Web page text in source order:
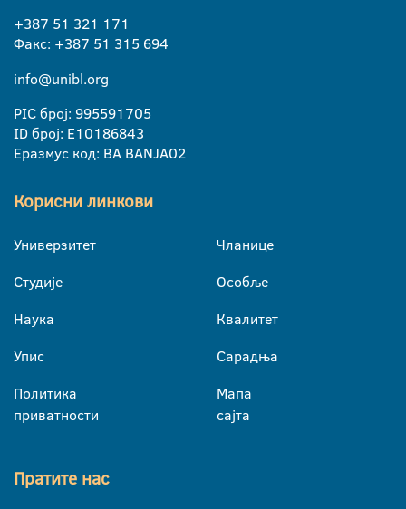
+387 51 321 171
Факс: +387 51 315 694
info@unibl.org
PIC број: 995591705
ID број: E10186843
Еразмус код: BA BANJA02
Корисни линкови
Универзитет
Студије
Наука
Упис
Политика
приватности
Чланице
Особље
Квалитет
Сарадња
Мапа
сајта
Пратите нас